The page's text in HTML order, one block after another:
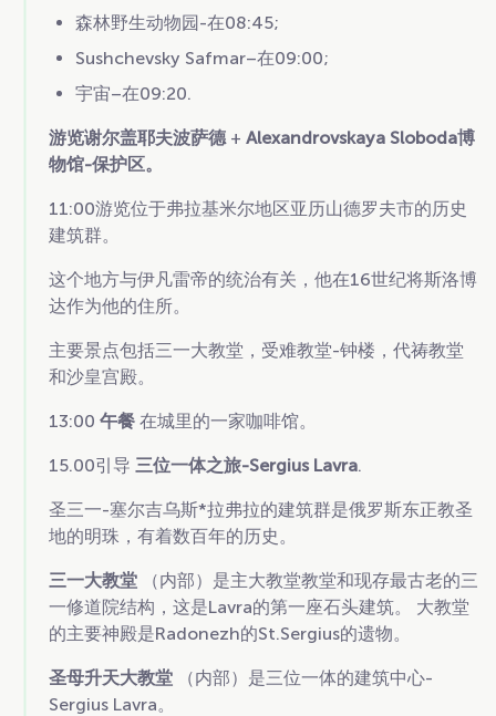
森林野生动物园-在08:45;
Sushchevsky Safmar–在09:00;
宇宙–在09:20.
游览谢尔盖耶夫波萨德+ Alexandrovskaya Sloboda博
物馆-保护区。
11:00游览位于弗拉基米尔地区亚历山德罗夫市的历史
建筑群。
这个地方与伊凡雷帝的统治有关，他在16世纪将斯洛博
达作为他的住所。
主要景点包括三一大教堂，受难教堂-钟楼，代祷教堂
和沙皇宫殿。
13:00 午餐 在城里的一家咖啡馆。
15.00引导 三位一体之旅-Sergius Lavra.
圣三一-塞尔吉乌斯*拉弗拉的建筑群是俄罗斯东正教圣
地的明珠，有着数百年的历史。
三一大教堂 （内部）是主大教堂教堂和现存最古老的三
一修道院结构，这是Lavra的第一座石头建筑。 大教堂
的主要神殿是Radonezh的St.Sergius的遗物。
圣母升天大教堂 （内部）是三位一体的建筑中心-
Sergius Lavra。